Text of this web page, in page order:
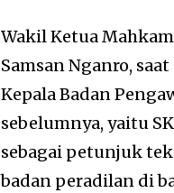
Wakil Ketua
Samsan Nganro,
Kepala Badan
sebelumnya, yaitu
sebagai petunjuk
badan peradilan di